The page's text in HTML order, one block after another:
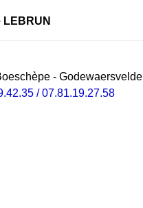
- Godewaersvelde
/ 07.81.19.27.58